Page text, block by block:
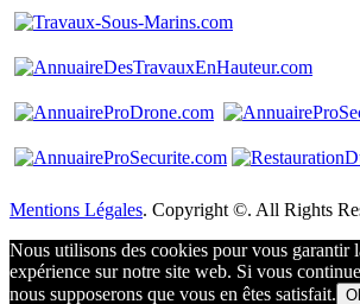
Mentions Légales. Copyright ©. All Rights
Nous utilisons des cookies pour vous garantir
expérience sur notre site web. Si vous
nous supposerons que vous en êtes satisfait.